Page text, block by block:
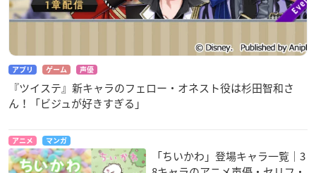
アプリ ゲーム 声優
『ツイステ』新キャラのフェロー・オネスト役は杉田智和さ
ん！「ビジュが好きすぎる」
アニメ マンガ
「ちいかわ」登場キャラ一覧｜3